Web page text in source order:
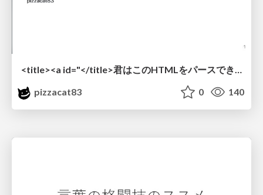
<title><a id="</title>君はこのHTMLをパースできるか"></a></title> #雑LT_study
pizzacat83
0 140